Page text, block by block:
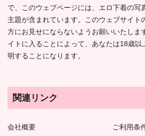
で、このウェブページには、エロ下着の写
主題が含まれています。このウェブサイト
方にお見せにならないようお願いいたしま
イトに入ることによって、あなたは18歳以
明することになります。
関連リンク
会社概要
ご利用条